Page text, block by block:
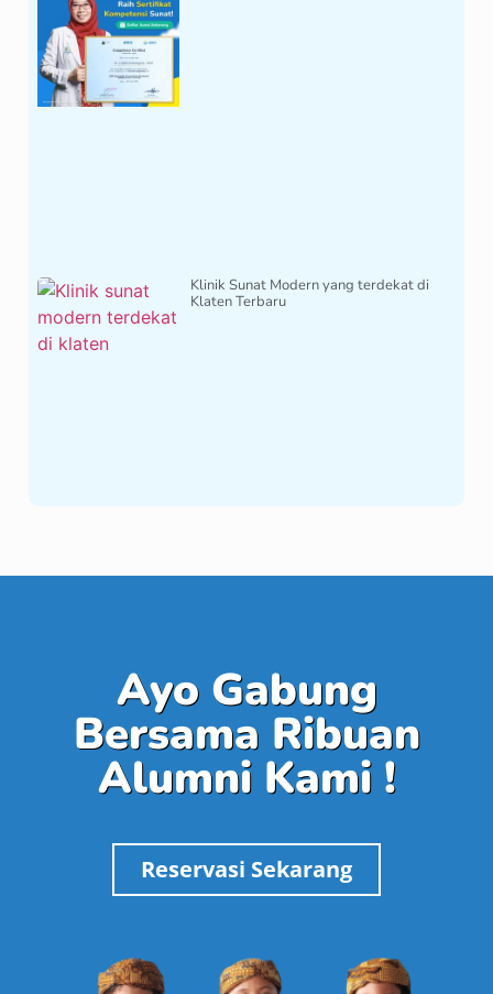
Klinik Sunat Modern yang terdekat di
Klaten Terbaru
Ayo Gabung
Bersama Ribuan
Alumni Kami !
Reservasi Sekarang